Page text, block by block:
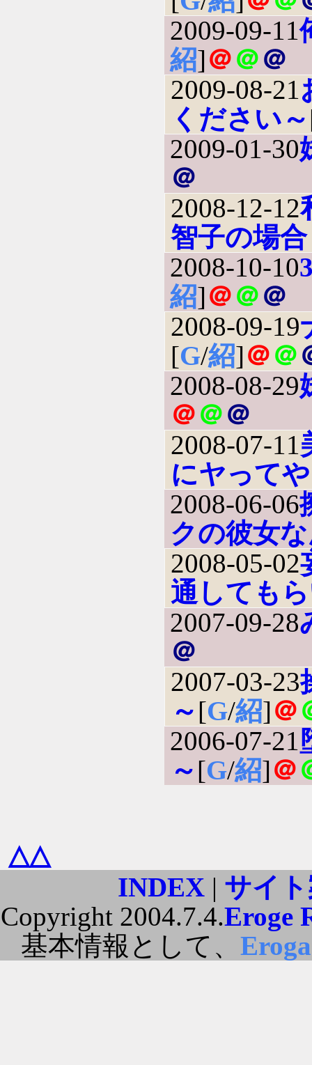
2009-09-11
紹]＠＠＠
2009-08-21
ください～
2009-01-30
＠
2008-12-12
智子の場
2008-10-10
紹]＠＠＠
2008-09-19
[G/紹]＠＠
2008-08-29
＠＠＠
2008-07-11
にヤって
2008-06-06
クの彼女
2008-05-02
通しても
2007-09-28
＠
2007-03-23
～[G/紹]＠
2006-07-21
～[G/紹]＠
△△
INDEX| サイ
Copyright 2004.7.4.Eroge
基本情報として、